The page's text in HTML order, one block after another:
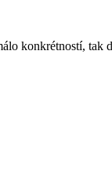
konkrétností, tak